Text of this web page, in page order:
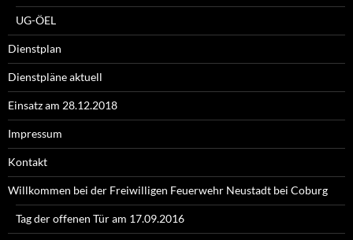
UG-ÖEL
Dienstplan
Dienstpläne aktuell
Einsatz am 28.12.2018
Impressum
Kontakt
Willkommen bei der Freiwilligen Feuerwehr Neustadt bei Coburg
Tag der offenen Tür am 17.09.2016